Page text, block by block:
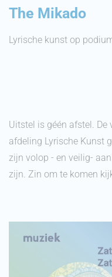
The Mikado
Lyrische kunst op
Uitstel is géén afstel.
afdeling Lyrische Kunst
zijn volop - en veilig-
zijn. Zin om te komen